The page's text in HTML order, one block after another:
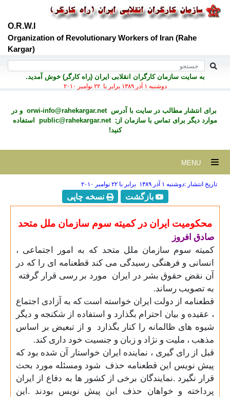
O.R.W.I
Organization of Revolutionary Workers of Iran (Rahe
Kargar)
به سايت سازمان کارگران انقلابی ايران (راه کارگر) خوش آمديد.
دوشنبه ۱ آذر ۱۳۸۹ برابر با ۲۲ نوامبر ۲۰۱۰
برای انتشار مطالب در سايت با آدرسorwi-info@rahekargar.net و در
موارد ديگر برای تماس با سازمان از;public@rahekargar.net
استفاده
کنید!
تاریخ انتشار :دوشنبه ۱ آذر ۱۳۸۹ برابر با ۲۲ نوامبر ۲۰۱۰
بازگشت نسخه چاپی
محکومیت ایران در کمیته سوم سازمان ملل متحد
صادق افروز
کمیته سوم سازمان ملل متحد که به امور اجتماعی ،
انسانی و فرهنگی رسیدگی می کند قطعنامه ای را که در
آن نقض حقوق بشر در ایران
مورد بر رسی قرار گرفته
به تصویب رساند.
قطعنامه از دولت ایران خواسته است که به آزادی اجتماع
، عقیده و بیان احترام بگذارد و استفاده از شکنجه و دیگر
شیوه های ظالمانه را کنار بگذارد
و از تبعیض بر اساس
مذهب ، ملیت و نژاد و زبان و جنسیت خود داری کند.
قبل از رای گیری ، نماینده ایران خواستار آن شده بود که
پیش نویس این قطعنامه حذف شود ومسئله مورد بحث
قرار نگیرد .نمایندگان برخی از کشور ها به دفاع از ایران
پرداخته و خواهان حذف این پیش نویس بودند .این